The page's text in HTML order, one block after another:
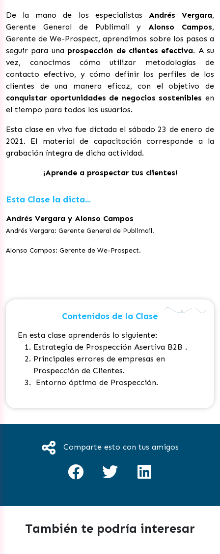
De la mano de los especialistas Andrés Vergara,
Gerente General de Publimail y Alonso Campos,
Gerente de We-Prospect, aprendimos sobre los pasos a
seguir para una prospección de clientes efectiva. A su
vez, conocimos cómo utilizar metodologías de
contacto efectivo, y cómo definir los perfiles de los
clientes de una manera eficaz, con el objetivo de
conquistar oportunidades de negocios sostenibles en
el tiempo para todos los usuarios.
Esta clase en vivo fue dictada el sábado 23 de enero de
2021. El material de capacitación corresponde a la
grabación íntegra de dicha actividad.
¡Aprende a prospectar tus clientes!
Esta Clase la dicta...
Andrés Vergara y Alonso Campos
Andrés Vergara: Gerente General de Publimail.
Alonso Campos: Gerente de We-Prospect.
Contenidos de la Clase
En esta clase aprenderás lo siguiente:
Estrategia de Prospección Asertiva B2B .
Principales errores de empresas en
Prospección de Clientes.
Entorno óptimo de Prospección.
Comparte esto con tus amigos
También te podría interesar